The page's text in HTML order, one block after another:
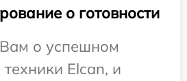
о готовности
о успешном
Elcan, и